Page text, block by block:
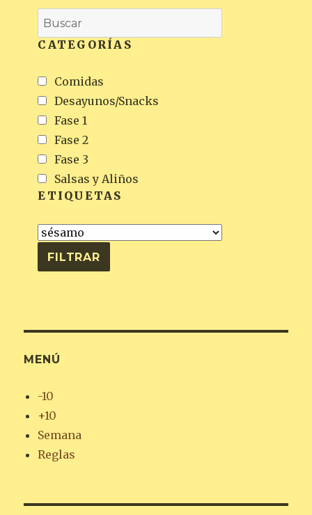
CATEGORÍAS
Comidas
Desayunos/Snacks
Fase 1
Fase 2
Fase 3
Salsas y Aliños
ETIQUETAS
MENÚ
-10
+10
Semana
Reglas